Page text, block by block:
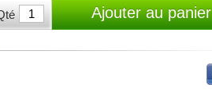
Ajouter au panier